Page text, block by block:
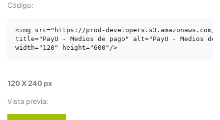
Código:
<img src="https://prod-developers.s3.amazonaws.com/
title="PayU - Medios de pago" alt="PayU - Medios de
120 X 240 px
Vista previa: